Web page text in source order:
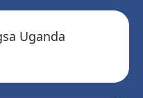
Uganda